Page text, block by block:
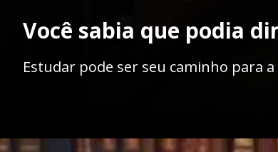
Você sabia que podia
Estudar pode ser seu caminho para